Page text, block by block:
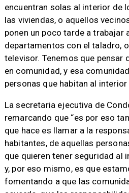
encuentran solas al interior de
las viviendas, o aquellos
ponen un poco tarde a trabajar
departamentos con el taladro,
televisor. Tenemos que pensar
en comunidad, y esa
personas que habitan al
La secretaria ejecutiva de
remarcando que “es por eso
que hace es llamar a la
habitantes, de aquellas
que quieren tener seguridad al
y, por eso mismo, es que
fomentando a que las